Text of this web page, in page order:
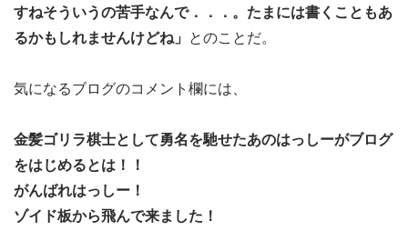
すねそういうの苦手なんで．．．。たまには書くこともあ
るかもしれませんけどね」 とのことだ。
気になるブログのコメント欄には、
金髪ゴリラ棋士として勇名を馳せたあのはっしーがブログ
をはじめるとは！！
がんばれはっしー！
ゾイド板から飛んで来ました！